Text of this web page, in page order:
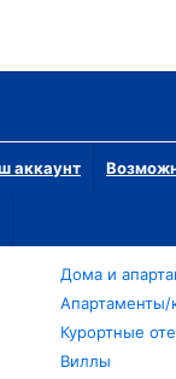
аккаунт
Дома и
Апартаменты/
Курортные
Виллы